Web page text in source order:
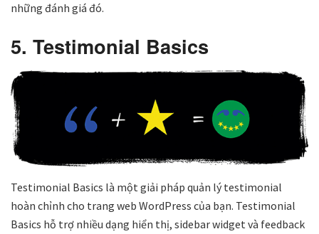
những đánh giá đó.
5. Testimonial Basics
Testimonial Basics là một giải pháp quản lý testimonial
hoàn chỉnh cho trang web WordPress của bạn. Testimonial
Basics hỗ trợ nhiều dạng hiển thị, sidebar widget và feedback